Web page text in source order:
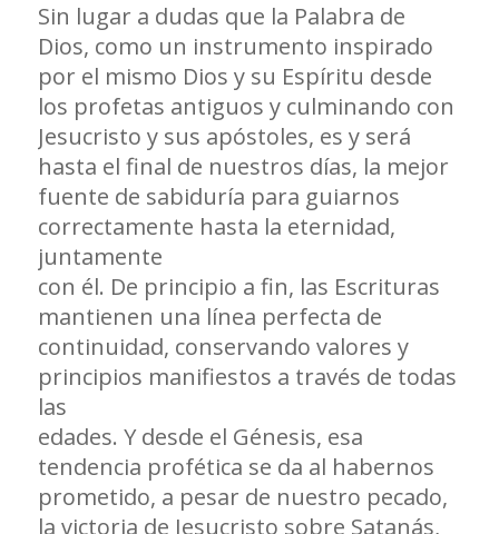
Sin lugar a dudas que la Palabra de
Dios, como un instrumento inspirado
por el mismo Dios y su Espíritu desde
los profetas antiguos y culminando con
Jesucristo y sus apóstoles, es y será
hasta el final de nuestros días, la mejor
fuente de sabiduría para guiarnos
correctamente hasta la eternidad,
juntamente
con él. De principio a fin, las Escrituras
mantienen una línea perfecta de
continuidad, conservando valores y
principios manifiestos a través de todas
las
edades. Y desde el Génesis, esa
tendencia profética se da al habernos
prometido, a pesar de nuestro pecado,
la victoria de Jesucristo sobre Satanás,